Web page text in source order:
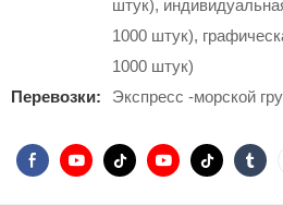
штук),
1000 штук),
1000 штук)
Перевозки:
Экспресс -морской